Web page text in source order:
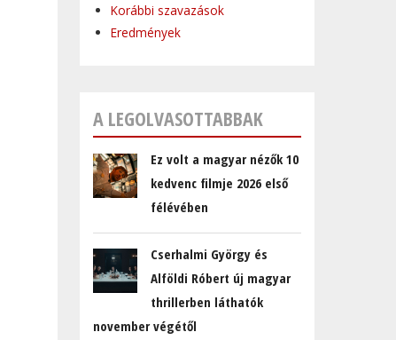
Korábbi szavazások
Eredmények
A LEGOLVASOTTABBAK
Ez volt a magyar nézők 10
kedvenc filmje 2026 első
félévében
Cserhalmi György és
Alföldi Róbert új magyar
thrillerben láthatók
november végétől